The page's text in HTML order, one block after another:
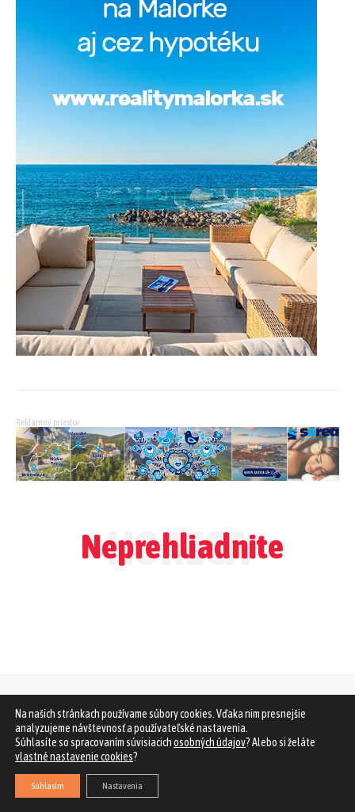
Reklamný priestor
Neprehliadnite
HORECA
Na našich stránkach používame súbory cookies. Vďaka nim presnejšie
analyzujeme návštevnosť a používateľské nastavenia.
Súhlasíte so spracovaním súvisiacichosobných údajov? Alebo si želáte
vlastné nastavenie cookies?
Súhlasím Nastavenia